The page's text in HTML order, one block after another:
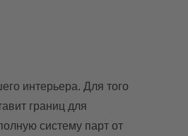
интерьера. Для того
границ для
систему парт от